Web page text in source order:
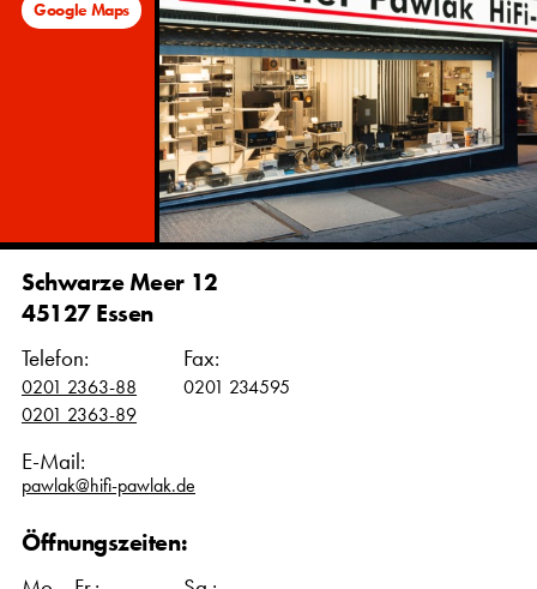
Google Maps
Schwarze Meer 12
45127 Essen
Telefon:
0201 2363-88
0201 2363-89
Fax:
0201 234595
E-Mail:
pawlak@hifi-pawlak.de
Öffnungszeiten: